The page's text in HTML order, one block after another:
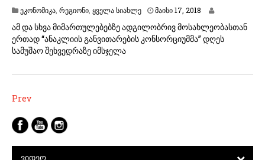
ეკონომიკა რეგიონი ყველა სიახლე მაისი 17, 2018
ამ და სხვა მიმართულებებზე ადგილობრივ მოსახლეობასთან
ერთად “ანაკლიის განვითარების კონსორციუმმა” დღეს
სამუშაო შეხვედრაზე იმსჯელა
პოსტების
ნავიგაცია
Prev
ᲕᲘᲓᲔᲝ